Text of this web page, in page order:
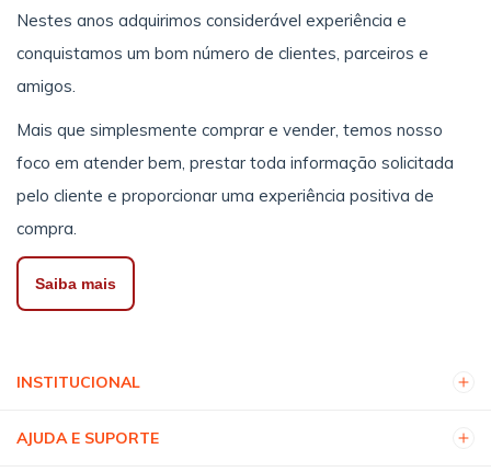
Nestes anos adquirimos considerável experiência e
conquistamos um bom número de clientes, parceiros e
amigos.
Mais que simplesmente comprar e vender, temos nosso
foco em atender bem, prestar toda informação solicitada
pelo cliente e proporcionar uma experiência positiva de
compra.
Saiba mais
INSTITUCIONAL
AJUDA E SUPORTE